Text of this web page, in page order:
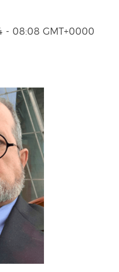
- 08:08 GMT+0000